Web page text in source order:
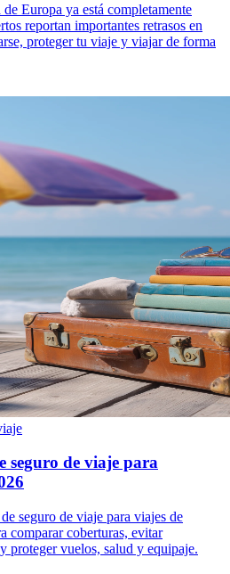
Europa ya está completamente
reportan importantes retrasos en
proteger tu viaje y viajar de forma
seguro de viaje para
seguro de viaje para viajes de
comparar coberturas, evitar
proteger vuelos, salud y equipaje.